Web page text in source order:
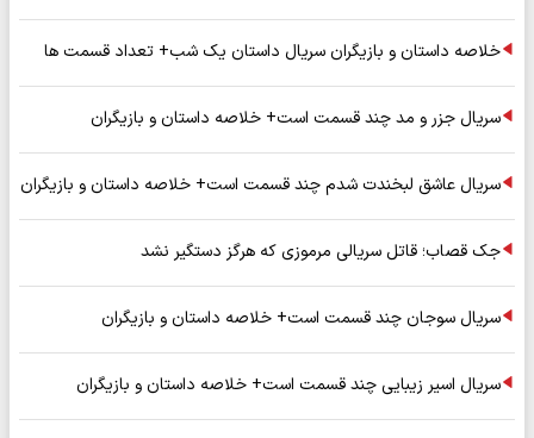
خلاصه داستان و بازیگران سریال داستان یک شب+ تعداد قسمت ها
سریال جزر و مد چند قسمت است+ خلاصه داستان و بازیگران
سریال عاشق لبخندت شدم چند قسمت است+ خلاصه داستان و بازیگران
جک قصاب؛ قاتل سریالی مرموزی که هرگز دستگیر نشد
سریال سوجان چند قسمت است+ خلاصه داستان و بازیگران
سریال اسیر زیبایی چند قسمت است+ خلاصه داستان و بازیگران